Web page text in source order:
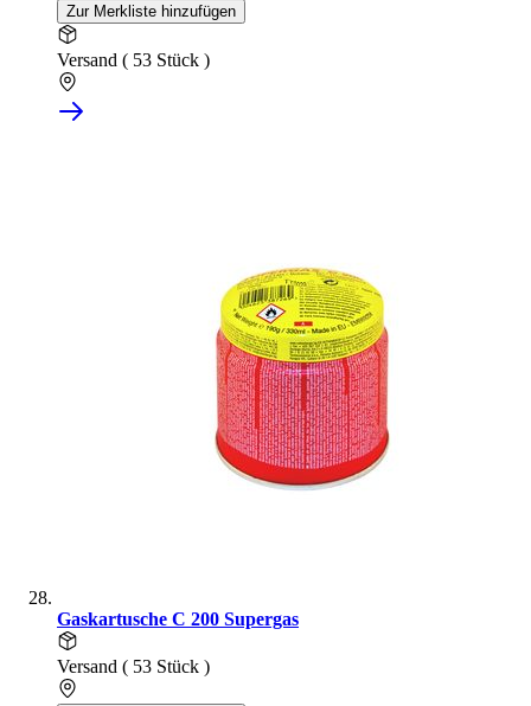
Zur Merkliste hinzufügen
Versand ( 53 Stück )
Gaskartusche C 200 Supergas
Versand ( 53 Stück )